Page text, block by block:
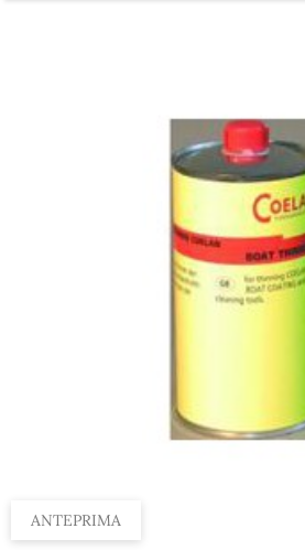
ANTEPRIMA